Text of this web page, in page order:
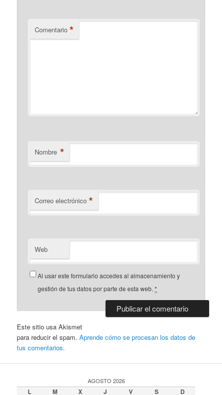
Comentario *
Nombre *
Correo electrónico *
Web
Al usar este formulario accedes al almacenamiento y
gestión de tus datos por parte de esta web.*
Este sitio usa Akismet
para reducir el spam.Aprende cómo se procesan los datos de
tus comentarios.
AGOSTO 2026
L M X J V S D